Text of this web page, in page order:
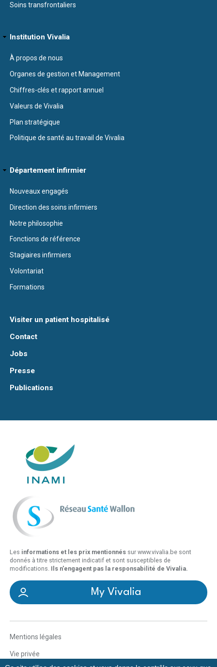
Soins transfrontaliers
Institution Vivalia
À propos de nous
Organes de gestion et Management
Chiffres-clés et rapport annuel
Valeurs de Vivalia
Plan stratégique
Politique de santé au travail de Vivalia
Département infirmier
Nouveaux engagés
Direction des soins infirmiers
Notre philosophie
Fonctions de référence
Stagiaires infirmiers
Volontariat
Formations
Visiter un patient hospitalisé
Contact
Jobs
Presse
Publications
Les informations et les prix mentionnés sur www.vivalia.be sont
donnés à titre strictement indicatif et sont susceptibles de
modifications. Ils n'engagent pas la responsabilité de Vivalia.
My Vivalia
Mentions légales
Vie privée